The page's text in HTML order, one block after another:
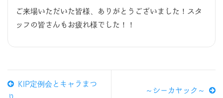
ご来場いただいた皆様、ありがとうございました！スタ
ッフの皆さんもお疲れ様でした！！
KIP定例会とキャラまつ
～シーカヤック～